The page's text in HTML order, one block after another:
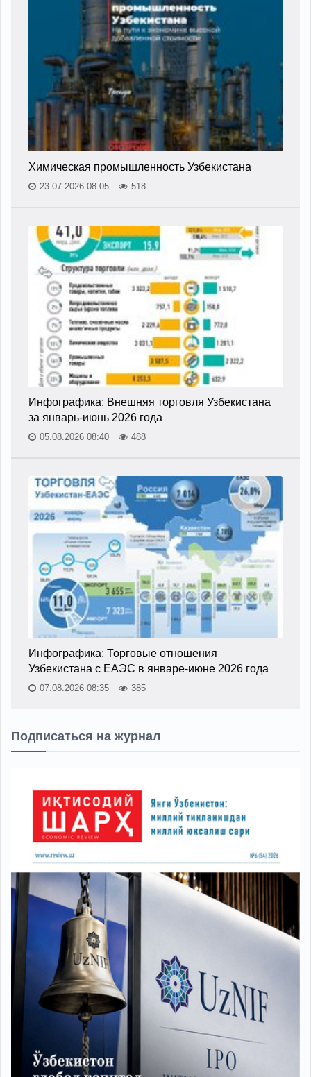
Химическая промышленность Узбекистана
23.07.2026 08:05 518
Инфографика: Внешняя торговля Узбекистана
за январь-июнь 2026 года
05.08.2026 08:40 488
Инфографика: Торговые отношения
Узбекистана с ЕАЭС в январе-июне 2026 года
07.08.2026 08:35 385
Подписаться на журнал